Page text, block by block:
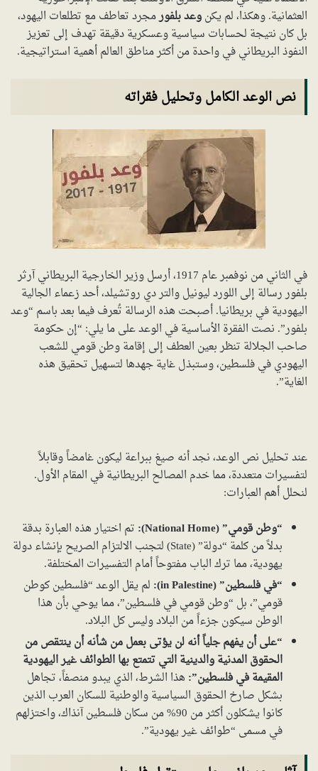
العثمانية. وهكذا، لم يكنوعد بلفورمجرد تعاطف مع تطلعات اليهود،
بل كان نتيجة لحسابات سياسية وعسكرية دقيقة تهدف إلى تعزيز
النفوذ البريطاني في واحدة من أكثر مناطق العالم أهمية استراتيجية.
نص الوعد الكامل وتحليل فقراته
في الثاني من نوفمبر عام 1917، أرسل وزير الخارجية البريطاني آرثر
بلفور رسالة إلى اللورد ليونيل والتر دي روتشيلد، أحد زعماء الجالية
اليهودية في بريطانيا. أصبحت هذه الرسالة تُعرف فيما بعد باسم “وعد
بلفور”. نصت الفقرة الأساسية في الوعد على ما يلي: “إن حكومة
صاحب الجلالة تنظر بعين العطف إلى إقامة وطن قومي للشعب
اليهودي في فلسطين، وستبذل غاية جهدها لتسهيل تحقيق هذه
الغاية”.
عند تحليل نص الوعد، نجد أنه صيغ ببراعة ليكون غامضاً وقابلاً
لتفسيرات متعددة، مما خدم المصالح البريطانية في المقام الأول.
لنحلل أهم العبارات:
“وطن قومي” (National Home):
تم اختيار هذه العبارة بدقة
بدلاً من كلمة “دولة” (State) لتجنب الالتزام الصريح بإنشاء دولة
يهودية، مما ترك الباب مفتوحاً أمام التفسيرات المختلفة.
“في فلسطين” (in Palestine):
لم يقل الوعد “فلسطين كوطن
قومي”، بل “وطن قومي في فلسطين”، مما يوحي بأن هذا
الوطن سيكون جزءاً من البلاد وليس كل البلاد.
“على أن يفهم جلياً أنه لن يؤتى بعمل من شأنه أن ينتقص من
الحقوق المدنية والدينية التي تتمتع بها الطوائف غير اليهودية
المقيمة في فلسطين”: هذا الشرط، الذي يبدو منصفاً، تجاهل
بشكل صارخ الحقوق السياسية والوطنية للسكان العرب الذين
كانوا يشكلون أكثر من 90% من سكان فلسطين آنذاك، واختزلهم
في مسمى “طوائف غير يهودية”.